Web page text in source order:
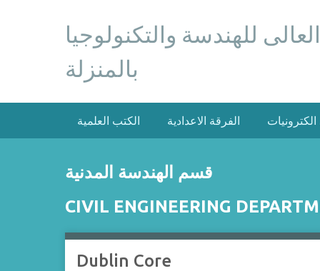
للهندسة والتكنولوجيا
بالمنزلة
الكتب العلمية الفرقة الاعدادية الكترونيات
قسم الهندسة المدنية
CIVIL ENGINEERING
Dublin Core